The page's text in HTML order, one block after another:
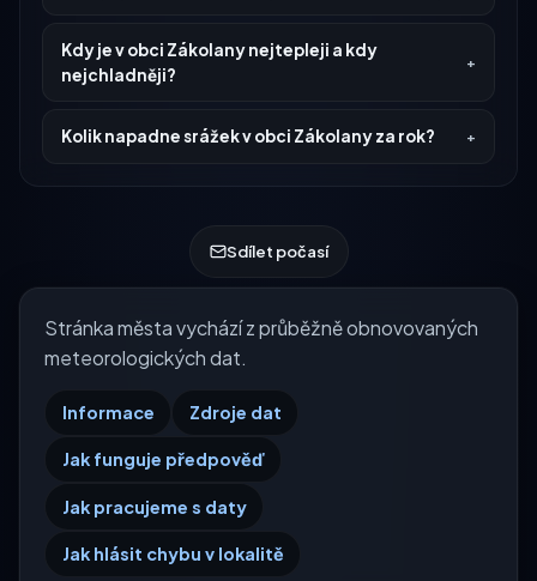
Kdy je v obci Zákolany nejtepleji a kdy
nejchladněji?
Kolik napadne srážek v obci Zákolany za rok?
Sdílet počasí
Stránka města vychází z průběžně obnovovaných
meteorologických dat.
Informace Zdroje dat
Jak funguje předpověď
Jak pracujeme s daty
Jak hlásit chybu v lokalitě